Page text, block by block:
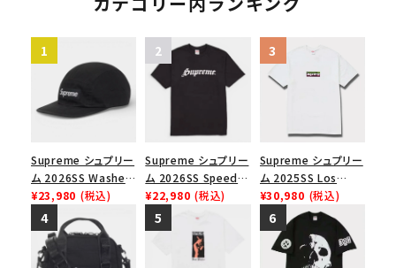
Supreme シュプリー
ム 2026SS Washed
Chino Twill Camp
Cap ウォッシュド チ
ノツイル キャンプキャ
ップ ブラック
¥23,980 (税込)
Supreme シュプリー
ム 2026SS Speed
Tee スピードTシャツ
ブラック
¥22,980 (税込)
Supreme シュプリー
ム 2025SS Los
Angeles Fire Relief
Box Logo Tee ファ
イヤーリリーフボック
スロゴTシャツ ホワ
¥30,980 (税込)